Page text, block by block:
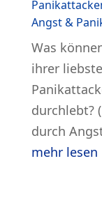
Angst &
Was
ihrer
durchlebt?
durch
mehr lesen